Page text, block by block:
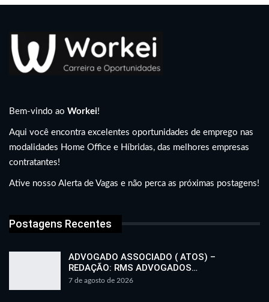
Bem-vindo ao Workei!
Aqui você encontra excelentes oportunidades de emprego nas
modalidades Home Office e Híbridas, das melhores empresas
contratantes!
Ative nosso Alerta de Vagas e não perca as próximas postagens!
Postagens Recentes
ADVOGADO ASSOCIADO ( ATOS) –
REDAÇÃO: RMS ADVOGADOS…
7 de agosto de 2026